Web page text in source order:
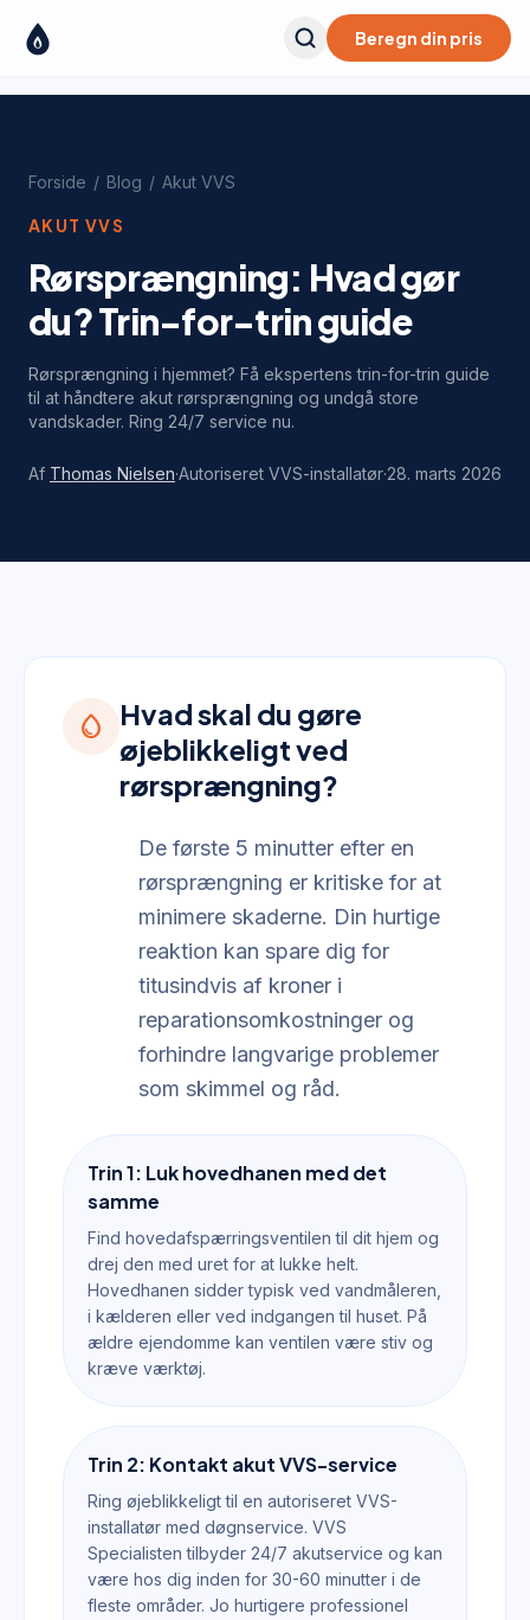
Beregn din pris
Forside / Blog / Akut VVS
AKUT VVS
Rørsprængning: Hvad gør
du? Trin-for-trin guide
Rørsprængning i hjemmet? Få ekspertens trin-for-trin guide
til at håndtere akut rørsprængning og undgå store
vandskader. Ring 24/7 service nu.
Af Thomas Nielsen·Autoriseret VVS-installatør·28. marts 2026
water_drop
Hvad skal du gøre
øjeblikkeligt ved
rørsprængning?
De første 5 minutter efter en
rørsprængning er kritiske for at
minimere skaderne. Din hurtige
reaktion kan spare dig for
titusindvis af kroner i
reparationsomkostninger og
forhindre langvarige problemer
som skimmel og råd.
Trin 1: Luk hovedhanen med det
samme
Find hovedafspærringsventilen til dit hjem og
drej den med uret for at lukke helt.
Hovedhanen sidder typisk ved vandmåleren,
i kælderen eller ved indgangen til huset. På
ældre ejendomme kan ventilen være stiv og
kræve værktøj.
Trin 2: Kontakt akut VVS-service
Ring øjeblikkeligt til en autoriseret VVS-
installatør med døgnservice. VVS
Specialisten tilbyder 24/7 akutservice og kan
være hos dig inden for 30-60 minutter i de
fleste områder. Jo hurtigere professionel